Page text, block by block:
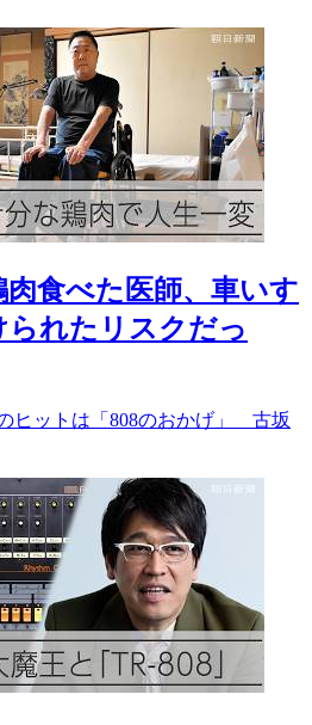
肉食べた医師、車いす
られたリスクだっ
ヒットは「808のおかげ」 古坂